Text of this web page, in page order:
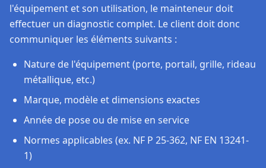
l'équipement et son utilisation, le mainteneur doit
effectuer un diagnostic complet. Le client doit donc
communiquer les éléments suivants :
Nature de l'équipement (porte, portail, grille, rideau
métallique, etc.)
Marque, modèle et dimensions exactes
Année de pose ou de mise en service
Normes applicables (ex. NF P 25-362, NF EN 13241-
1)